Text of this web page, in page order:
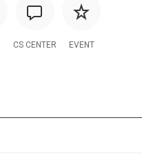
CS CENTER EVENT